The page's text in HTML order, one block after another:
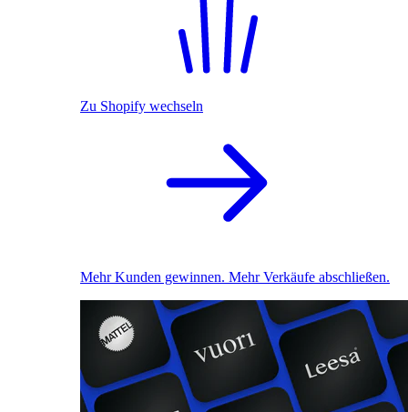
Zu Shopify wechseln
Mehr Kunden gewinnen. Mehr Verkäufe abschließen.